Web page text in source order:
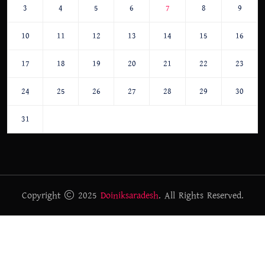
3 4 5 6 7 8 9
10 11 12 13 14 15 16
17 18 19 20 21 22 23
24 25 26 27 28 29 30
31
Copyright 2025 Doiniksaradesh. All Rights Reserved.